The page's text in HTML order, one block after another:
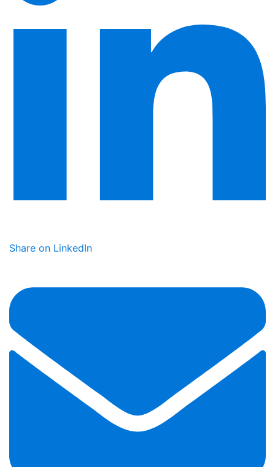
Share on LinkedIn